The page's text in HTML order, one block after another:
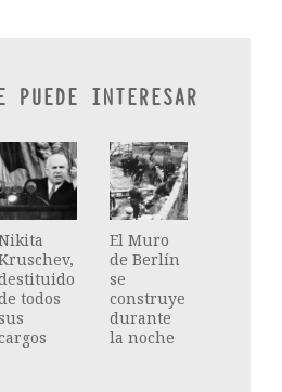
PUEDE INTERESAR
todos
El Muro
de Berlín
se
construye
durante
la noche